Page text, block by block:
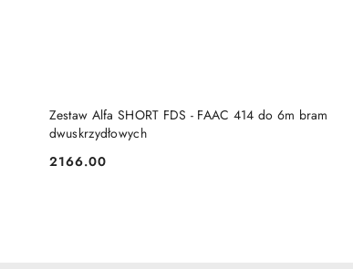
Zestaw Alfa SHORT FDS - FAAC 414 do 6m bram
dwuskrzydłowych
Cena:
2166.00
DODAJ DO KOSZYKA